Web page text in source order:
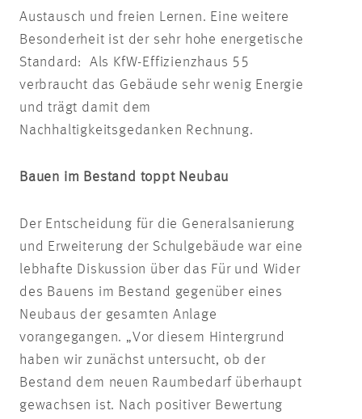
Austausch und freien Lernen. Eine weitere
Besonderheit ist der sehr hohe energetische
Standard: Als KfW-Effizienzhaus 55
verbraucht das Gebäude sehr wenig Energie
und trägt damit dem
Nachhaltigkeitsgedanken Rechnung.
Bauen im Bestand toppt Neubau
Der Entscheidung für die Generalsanierung
und Erweiterung der Schulgebäude war eine
lebhafte Diskussion über das Für und Wider
des Bauens im Bestand gegenüber eines
Neubaus der gesamten Anlage
vorangegangen. „Vor diesem Hintergrund
haben wir zunächst untersucht, ob der
Bestand dem neuen Raumbedarf überhaupt
gewachsen ist. Nach positiver Bewertung